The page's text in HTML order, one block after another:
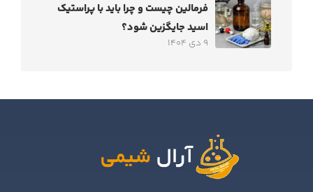
فرمالین چیست و چرا باید با پراستیک
اسید جایگزین شود؟
9 دی 1404